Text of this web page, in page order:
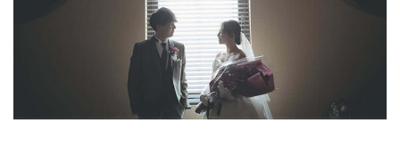
成約者サイト
Bridal Fair